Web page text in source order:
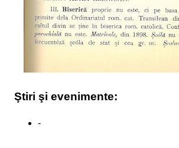
Ştiri şi evenimente:
-